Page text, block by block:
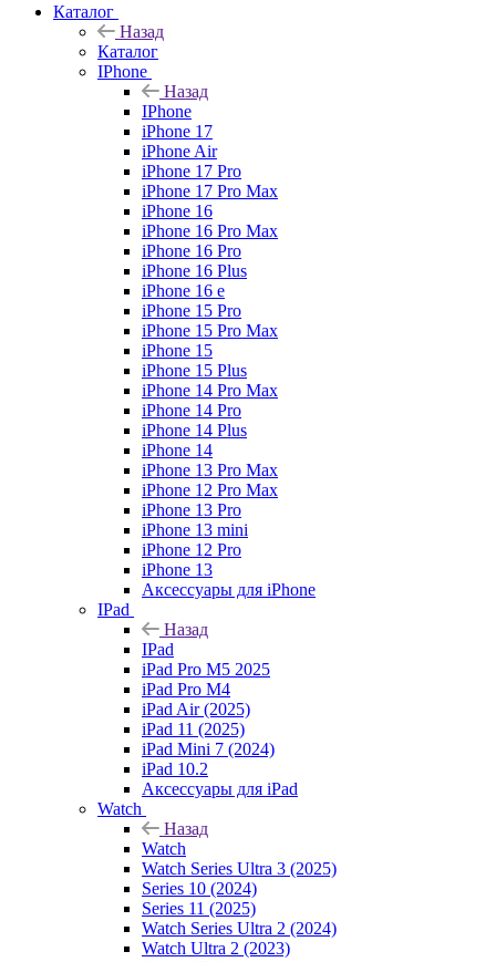
Каталог
Назад
Каталог
IPhone
Назад
IPhone
iPhone 17
iPhone Air
iPhone 17 Pro
iPhone 17 Pro Max
iPhone 16
iPhone 16 Pro Max
iPhone 16 Pro
iPhone 16 Plus
iPhone 16 e
iPhone 15 Pro
iPhone 15 Pro Max
iPhone 15
iPhone 15 Plus
iPhone 14 Pro Max
iPhone 14 Pro
iPhone 14 Plus
iPhone 14
iPhone 13 Pro Max
iPhone 12 Pro Max
iPhone 13 Pro
iPhone 13 mini
iPhone 12 Pro
iPhone 13
Аксессуары для iPhone
IPad
Назад
IPad
iPad Pro M5 2025
iPad Pro M4
iPad Air (2025)
iPad 11 (2025)
iPad Mini 7 (2024)
iPad 10.2
Аксессуары для iPad
Watch
Назад
Watch
Watch Series Ultra 3 (2025)
Series 10 (2024)
Series 11 (2025)
Watch Series Ultra 2 (2024)
Watch Ultra 2 (2023)